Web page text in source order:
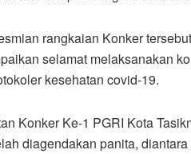
rangkaian Konker
selamat melaksanakan
kesehatan covid-19.
Konker Ke-1 PGRI Kota
diagendakan panita,